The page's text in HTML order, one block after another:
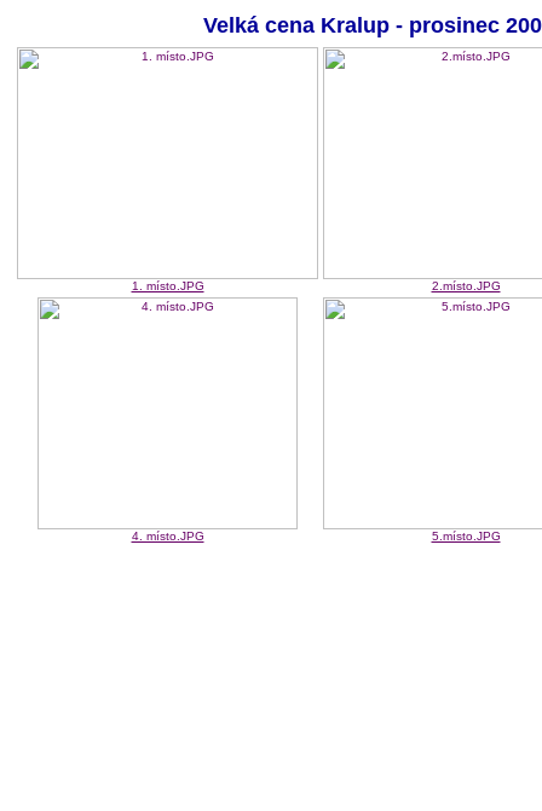
Velká cena Kralup - prosinec
1. místo.JPG 2.místo.JPG
4. místo.JPG 5.místo.JPG